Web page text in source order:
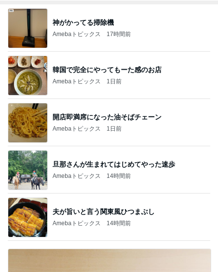
神がかってる掃除機
Amebaトピックス 17時間前
韓国で完全にやってもーた感のお店
Amebaトピックス 1日前
開店即満席になった油そばチェーン
Amebaトピックス 1日前
旦那さんが生まれてはじめてやった速歩
Amebaトピックス 14時間前
夫が旨いと言う関東風ひつまぶし
Amebaトピックス 14時間前